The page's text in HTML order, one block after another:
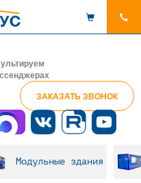
ЗАКАЗАТЬ ЗВОНОК
Модульные здания